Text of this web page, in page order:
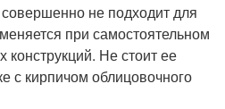
не подходит для
при самостоятельном
конструкций. Не стоит ее
с кирпичом облицовочного